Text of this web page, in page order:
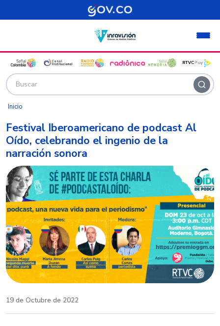
Pasar al contenido principal
Inicio
Festival Iberoamericano de podcast Al
Oído, celebrando el ingenio de la
narración sonora
19 de Octubre de 2022